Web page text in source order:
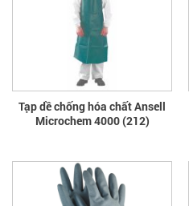
Tạp dề chống hóa chất Ansell
Microchem 4000 (212)